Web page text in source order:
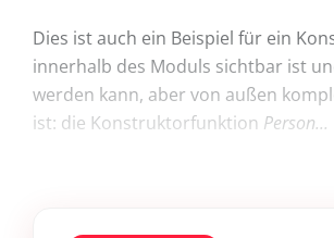
Dies ist auch ein Beispiel für ein
innerhalb des Moduls sichtbar ist
werden kann, aber von außen
ist: die Konstruktorfunktion Person...